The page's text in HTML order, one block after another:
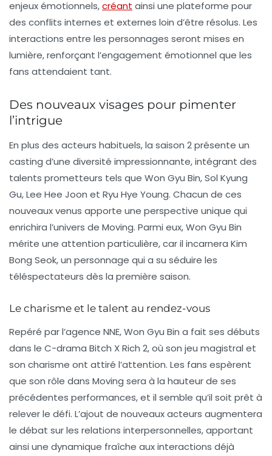
enjeux émotionnels,créant ainsi une plateforme pour
des conflits internes et externes loin d’être résolus. Les
interactions entre les personnages seront mises en
lumière, renforçant l’engagement émotionnel que les
fans attendaient tant.
Des nouveaux visages pour pimenter
l’intrigue
En plus des acteurs habituels, la saison 2 présente un
casting d’une diversité impressionnante, intégrant des
talents prometteurs tels que Won Gyu Bin,Sol Kyung
Gu,Lee Hee Joon et Ryu Hye Young. Chacun de ces
nouveaux venus apporte une perspective unique qui
enrichira l’univers de Moving. Parmi eux,Won Gyu Bin
mérite une attention particulière, car il incarnera Kim
Bong Seok, un personnage qui a su séduire les
téléspectateurs dès la première saison.
Le charisme et le talent au rendez-vous
Repéré par l’agence NNE,Won Gyu Bin a fait ses débuts
dans le C-drama Bitch X Rich 2, où son jeu magistral et
son charisme ont attiré l’attention. Les fans espèrent
que son rôle dans Moving sera à la hauteur de ses
précédentes performances, et il semble qu’il soit prêt à
relever le défi. L’ajout de nouveaux acteurs augmentera
le débat sur les relations interpersonnelles, apportant
ainsi une dynamique fraîche aux interactions déjà